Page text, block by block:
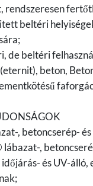
rendszeresen
beltéri
de beltéri
beton,
, betoncserép-
,
és UV-álló,